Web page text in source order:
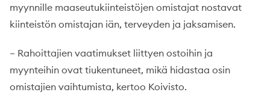
myynnille maaseutukiinteistöjen omistajat nostavat
kiinteistön omistajan iän, terveyden ja jaksamisen.
– Rahoittajien vaatimukset liittyen ostoihin ja
myynteihin ovat tiukentuneet, mikä hidastaa osin
omistajien vaihtumista, kertoo Koivisto.